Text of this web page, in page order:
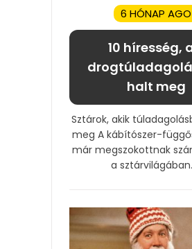
6 HÓNAP AGO
10 híresség,
halt meg
Sztárok, akik
meg A kábítószer-
már megszokottnak
a sztárvilágában.